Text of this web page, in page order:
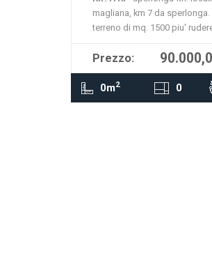
magliana, km 7 da sperlonga.
terreno di mq. 1500 piu' rudere
70.servito di acqua ed enel
Prezzo:
0m2 0